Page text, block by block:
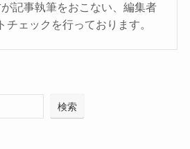
記事執筆をおこない、編集者
チェックを行っております。
検索